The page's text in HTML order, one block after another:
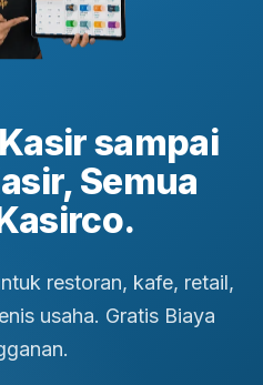
sampai
Semua
restoran, kafe, retail,
usaha. Gratis Biaya